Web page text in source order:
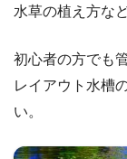
水草の植え方な
初心者の方でも
レイアウト水槽
い。